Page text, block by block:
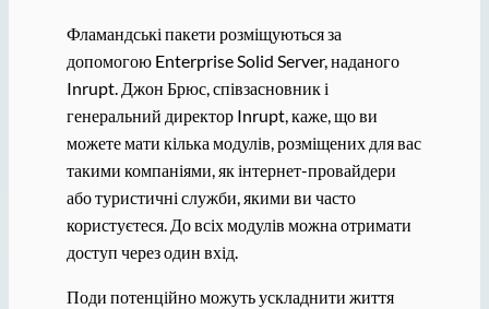
Фламандські пакети розміщуються за
допомогою Enterprise Solid Server, наданого
Inrupt. Джон Брюс, співзасновник і
генеральний директор Inrupt, каже, що ви
можете мати кілька модулів, розміщених для вас
такими компаніями, як інтернет-провайдери
або туристичні служби, якими ви часто
користуєтеся. До всіх модулів можна отримати
доступ через один вхід.
Поди потенційно можуть ускладнити життя